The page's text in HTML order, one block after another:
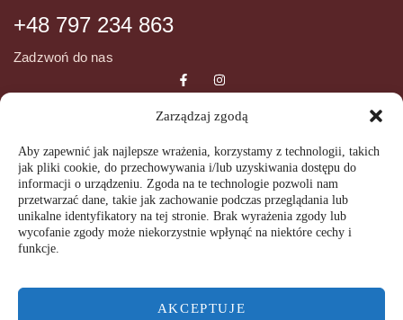
Zarządzaj zgodą
Aby zapewnić jak najlepsze wrażenia, korzystamy z technologii, takich
jak pliki cookie, do przechowywania i/lub uzyskiwania dostępu do
informacji o urządzeniu. Zgoda na te technologie pozwoli nam
przetwarzać dane, takie jak zachowanie podczas przeglądania lub
unikalne identyfikatory na tej stronie. Brak wyrażenia zgody lub
wycofanie zgody może niekorzystnie wpłynąć na niektóre cechy i
funkcje.
AKCEPTUJE
+48 797 234 863
Zadzwoń do nas
ul. Wiślana 72
05-092 Łomianki
GODZINY OTWARCIA
09:00 – 20:00
Regulamin SPA
Regulamin świadczenia usług
drogą elektroniczną